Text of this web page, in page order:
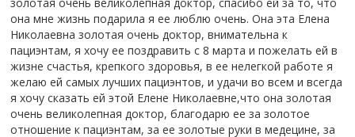
она мне жизнь подарила я ее люблю очень. Она эта Елена
Николаевна золотая очень доктор, внимательна к
пациэнтам, я хочу ее поздравить с 8 марта и пожелать ей в
жизне счастья, крепкого здоровья, в ее нелегкой работе я
желаю ей самых лучших пациэнтов, и удачи во всем и всегда
я хочу сказать ей этой Елене Николаевне,что она золотая
очень великолепная доктор, благодарю ее за золотое
отношение к пациэнтам, за ее золотые руки в медецине, за